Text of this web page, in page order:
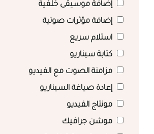
إضافة موسيقى خلفية
إضافة مؤثرات صوتية
استلام سريع
كتابة سيناريو
مزامنة الصوت مع الفيديو
إعادة صياغة السيناريو
مونتاج الفيديو
موشن جرافيك